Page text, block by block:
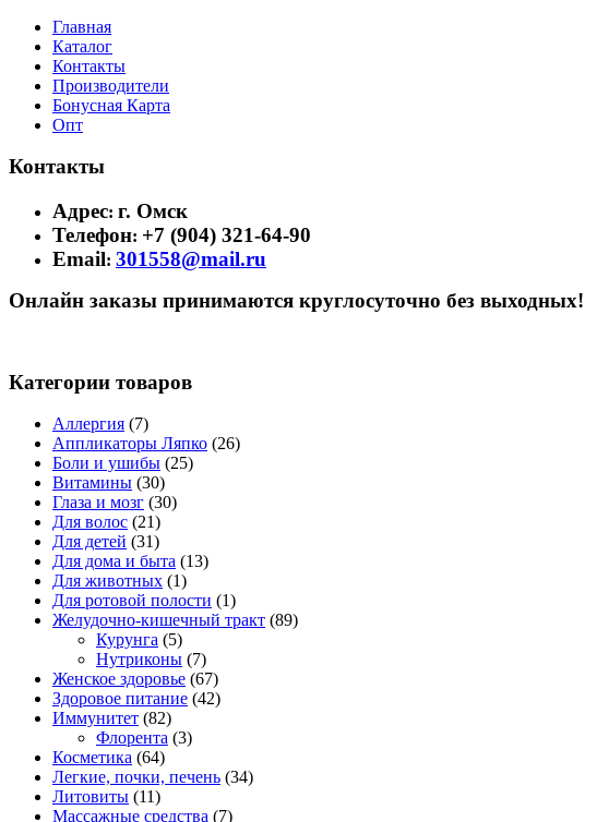
Главная
Каталог
Контакты
Производители
Бонусная Карта
Опт
Контакты
Адрес: г. Омск
Телефон: +7 (904) 321-64-90
Email: 301558@mail.ru
Онлайн заказы принимаются круглосуточно без выходных!
Категории товаров
Аллергия (7)
Аппликаторы Ляпко (26)
Боли и ушибы (25)
Витамины (30)
Глаза и мозг (30)
Для волос (21)
Для детей (31)
Для дома и быта (13)
Для животных (1)
Для ротовой полости (1)
Желудочно-кишечный тракт (89)
Курунга (5)
Нутриконы (7)
Женское здоровье (67)
Здоровое питание (42)
Иммунитет (82)
Флорента (3)
Косметика (64)
Легкие, почки, печень (34)
Литовиты (11)
Массажные средства (7)